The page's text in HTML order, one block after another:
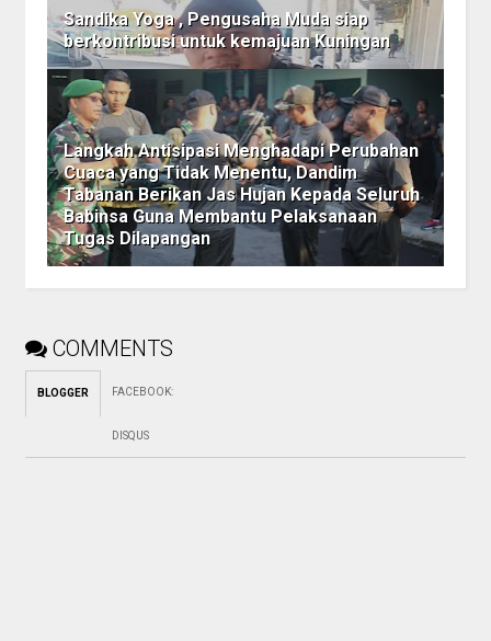
Sandika Yoga , Pengusaha Muda siap
berkontribusi untuk kemajuan Kuningan
Langkah Antisipasi Menghadapi Perubahan
Cuaca yang Tidak Menentu, Dandim
Tabanan Berikan Jas Hujan Kepada Seluruh
Babinsa Guna Membantu Pelaksanaan
Tugas Dilapangan
COMMENTS
BLOGGER FACEBOOK:
DISQUS